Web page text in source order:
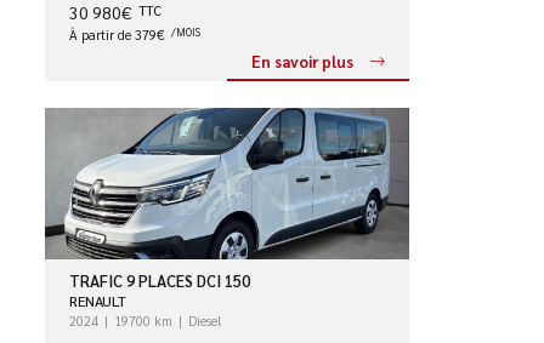
30 980€ TTC
À partir de 379€ /MOIS
En savoir plus
TRAFIC 9 PLACES DCI 150
RENAULT
2024 19700 km Diesel